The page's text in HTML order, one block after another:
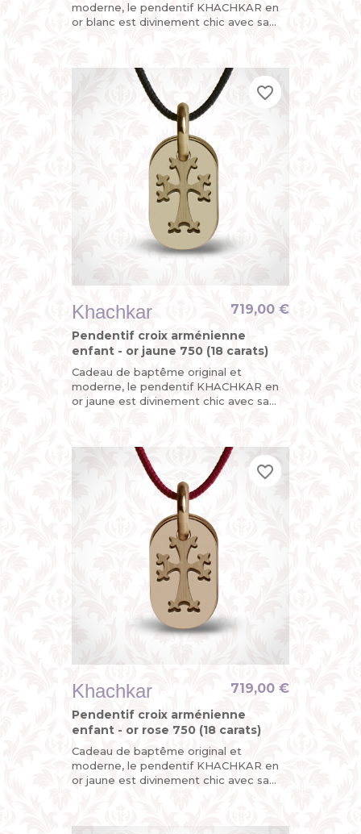
moderne, le pendentif KHACHKAR en
or blanc est divinement chic avec sa
Khachkar
Pendentif croix arménienne
enfant - or jaune 750 (18 carats)
Cadeau de baptême original et
moderne, le pendentif KHACHKAR en
or jaune est divinement chic avec sa
719,00 €
favorite_border
favorite_border
favorite_border
Khachkar
Pendentif croix arménienne
enfant - or rose 750 (18 carats)
Cadeau de baptême original et
moderne, le pendentif KHACHKAR en
or jaune est divinement chic avec sa
719,00 €
favorite_border
favorite_border
favorite_border